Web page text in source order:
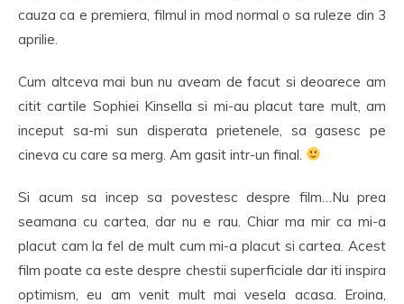
cauza ca e premiera, filmul in mod normal o sa ruleze din 3
aprilie.
Cum altceva mai bun nu aveam de facut si deoarece am
citit cartile Sophiei Kinsella si mi-au placut tare mult, am
inceput sa-mi sun disperata prietenele, sa gasesc pe
cineva cu care sa merg. Am gasit intr-un final.
Si acum sa incep sa povestesc despre film…Nu prea
seamana cu cartea, dar nu e rau. Chiar ma mir ca mi-a
placut cam la fel de mult cum mi-a placut si cartea. Acest
film poate ca este despre chestii superficiale dar iti inspira
optimism, eu am venit mult mai vesela acasa. Eroina,